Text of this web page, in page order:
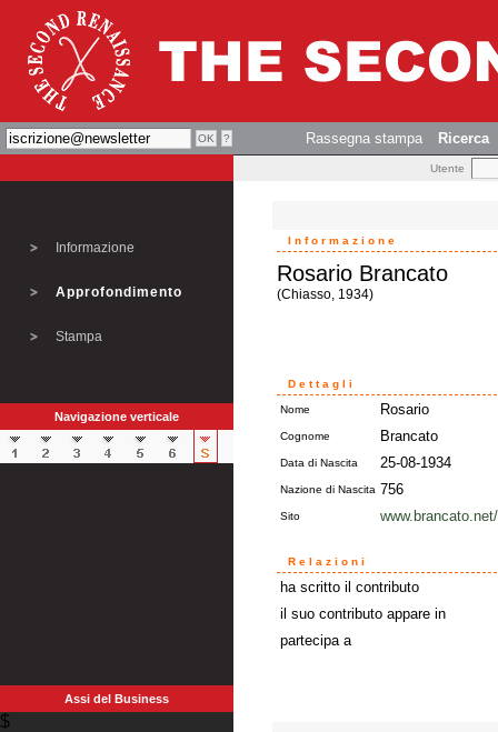
Rassegna stampa Ricerca
Utente
Informazione
Approfondimento
Stampa
Navigazione verticale
Assi del Business
$
Informazione
Rosario Brancato
(Chiasso, 1934)
Dettagli
Nome Rosario
Cognome Brancato
Data di Nascita 25-08-1934
Nazione di Nascita 756
Sito
Relazioni
ha scritto il contributo
il suo contributo appare in
partecipa a